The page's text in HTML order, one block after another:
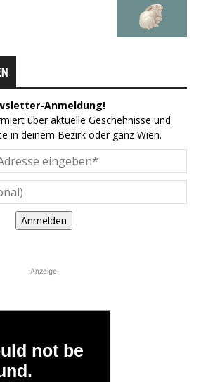
Anmeldung!
über aktuelle Geschehnisse und
in deinem Bezirk oder ganz Wien.
Anmelden
Anzeige